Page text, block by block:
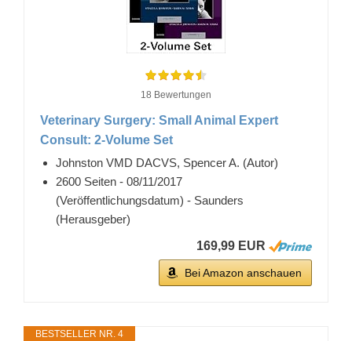
18 Bewertungen
Veterinary Surgery: Small Animal Expert
Consult: 2-Volume Set
Johnston VMD DACVS, Spencer A. (Autor)
2600 Seiten - 08/11/2017
(Veröffentlichungsdatum) - Saunders
(Herausgeber)
169,99 EUR
Bei Amazon anschauen
BESTSELLER NR. 4